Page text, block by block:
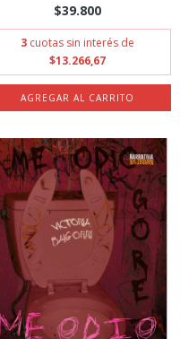
$39.800
3 cuotas sin interés de
$13.266,67